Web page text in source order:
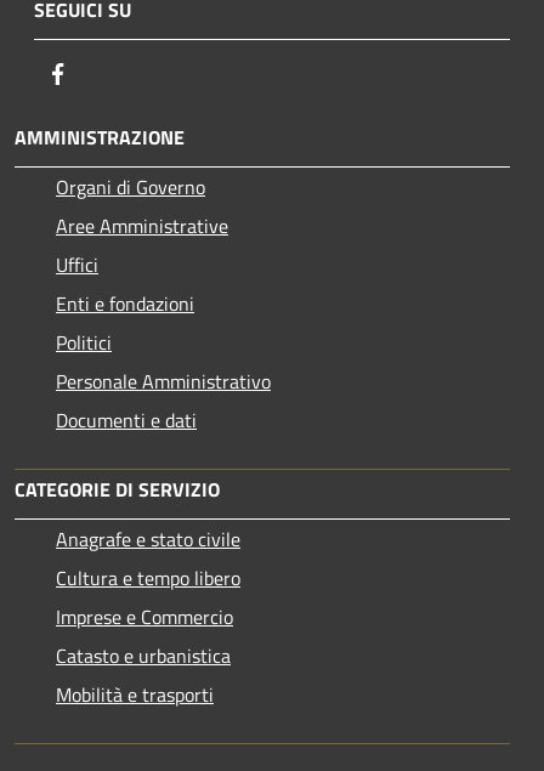
SEGUICI SU
AMMINISTRAZIONE
Organi di Governo
Aree Amministrative
Uffici
Enti e fondazioni
Politici
Personale Amministrativo
Documenti e dati
CATEGORIE DI SERVIZIO
Anagrafe e stato civile
Cultura e tempo libero
Imprese e Commercio
Catasto e urbanistica
Mobilità e trasporti